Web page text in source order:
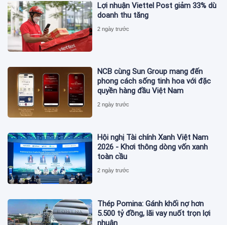
Lợi nhuận Viettel Post giảm 33% dù
doanh thu tăng
2 ngày trước
NCB cùng Sun Group mang đến
phong cách sống tinh hoa với đặc
quyền hàng đầu Việt Nam
2 ngày trước
Hội nghị Tài chính Xanh Việt Nam
2026 - Khơi thông dòng vốn xanh
toàn cầu
2 ngày trước
Thép Pomina: Gánh khối nợ hơn
5.500 tỷ đồng, lãi vay nuốt trọn lợi
nhuận